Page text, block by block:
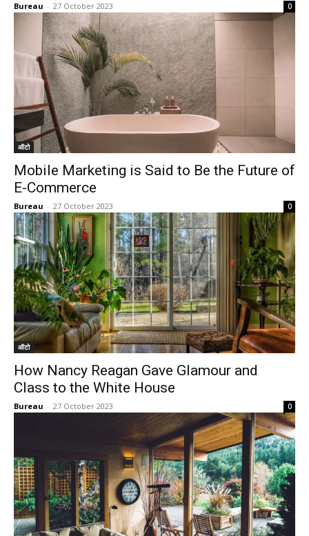
Bureau - 27 October 2023 0
ऑटो
Mobile Marketing is Said to Be the Future of
E-Commerce
Bureau - 27 October 2023 0
ऑटो
How Nancy Reagan Gave Glamour and
Class to the White House
Bureau - 27 October 2023 0